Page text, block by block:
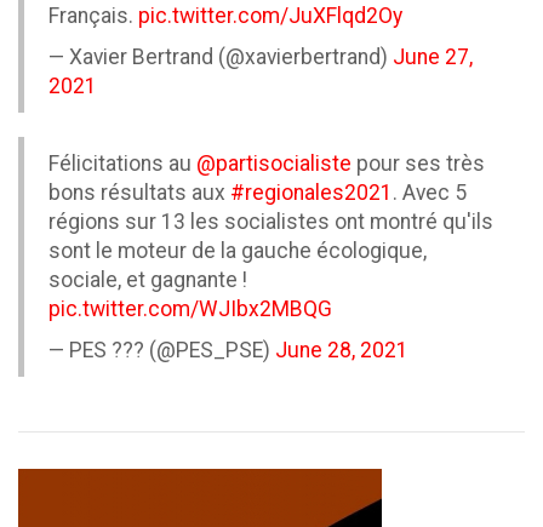
Français. pic.twitter.com/JuXFlqd2Oy
— Xavier Bertrand (@xavierbertrand) June 27,
2021
Félicitations au @partisocialiste pour ses très
bons résultats aux #regionales2021 . Avec 5
régions sur 13 les socialistes ont montré qu'ils
sont le moteur de la gauche écologique,
sociale, et gagnante !
pic.twitter.com/WJIbx2MBQG
— PES ??? (@PES_PSE) June 28, 2021